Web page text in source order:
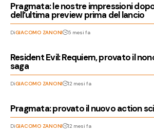
Pragmata: le nostre impressioni
dell’ultima preview prima del lancio
DiGIACOMO ZANONI 5 mesi fa
Resident Evil: Requiem, provato il
saga
DiGIACOMO ZANONI 12 mesi fa
Pragmata: provato il nuovo action
DiGIACOMO ZANONI 12 mesi fa